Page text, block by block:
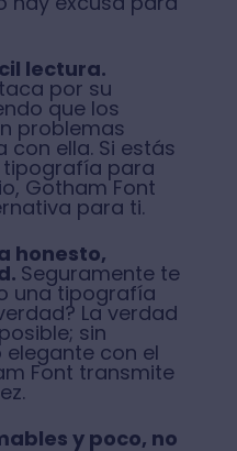
lectura.
por su
que los
problemas
ella. Si estás
tipografía para
Gotham Font
para ti.
honesto,
Seguramente te
una tipografía
La verdad
sin
con el
Font transmite
y poco, no